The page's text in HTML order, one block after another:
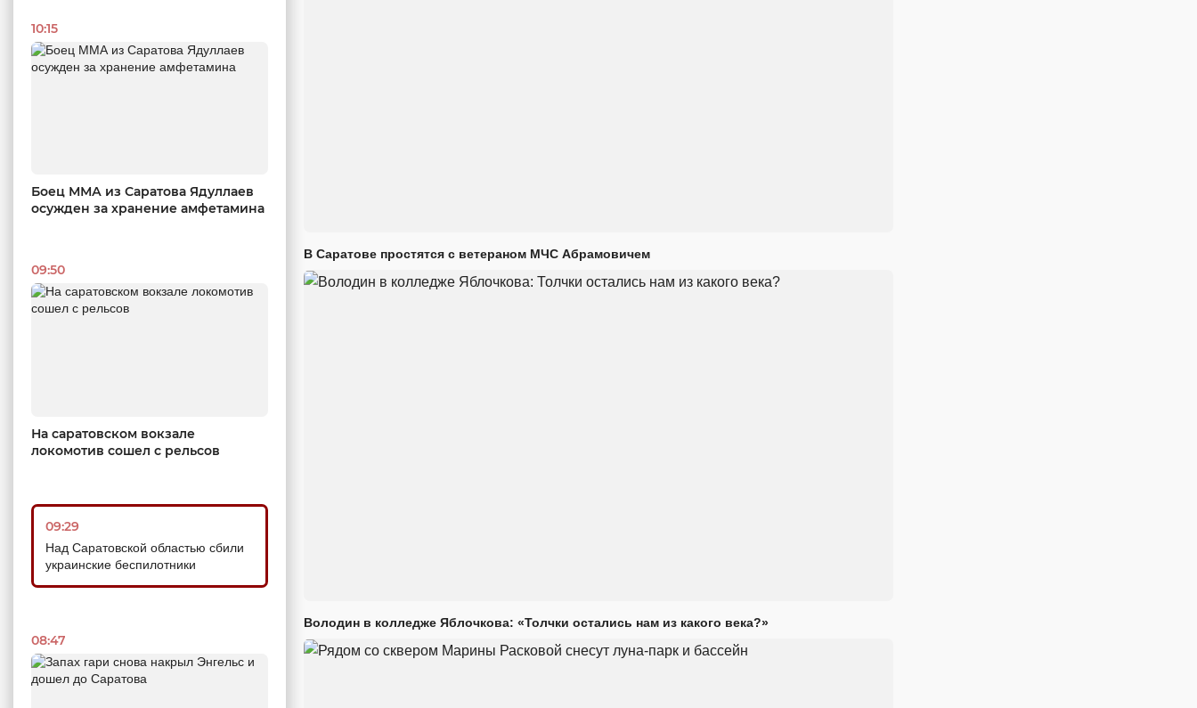
10:15
Боец ММА из Саратова Ядуллаев
осужден за хранение амфетамина
09:50
На саратовском вокзале
локомотив сошел с рельсов
09:29
Над Саратовской областью сбили
украинские беспилотники
08:47
В Саратове простятся с ветераном МЧС Абрамовичем
Володин в колледже Яблочкова: «Толчки остались нам из какого века?»